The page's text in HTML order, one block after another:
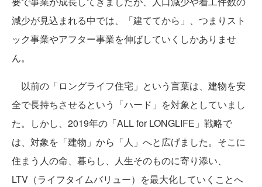
減少が見込まれる中では、「建ててから」、つまりスト
ック事業やアフター事業を伸ばしていくしかありませ
ん。
以前の「ロングライフ住宅」という言葉は、建物を安
全で長持ちさせるという「ハード」を対象としていまし
た。しかし、2019年の「ALL for LONGLIFE」戦略で
は、対象を「建物」から「人」へと広げました。そこに
住まう人の命、暮らし、人生そのものに寄り添い、
LTV（ライフタイムバリュー）を最大化していくことへ